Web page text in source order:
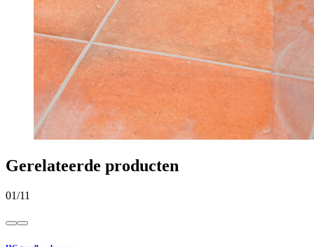
Gerelateerde producten
01/11